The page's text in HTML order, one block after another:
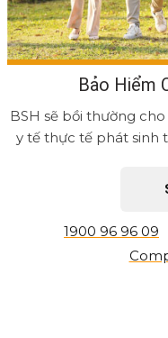
Bảo Hiểm
BSH sẽ bồi thường
y tế thực tế phát sinh
1900 96 96 09